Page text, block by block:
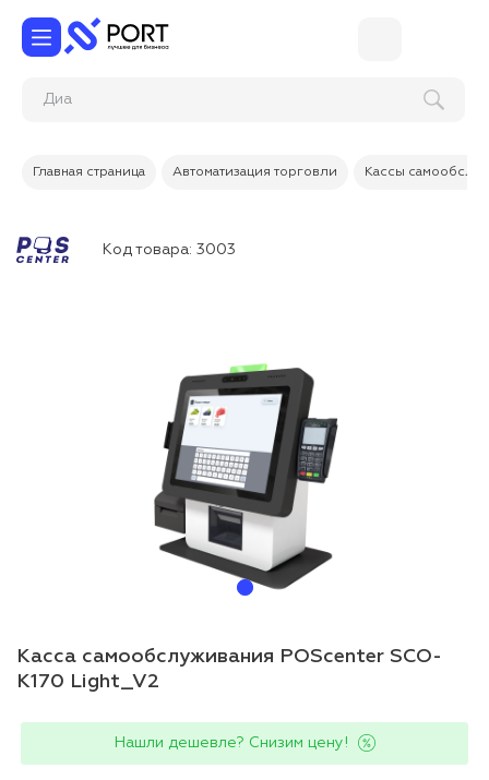
Д
Главная страница Автоматизация торговли Кассы
Код товара: 3003
Касса самообслуживания POScenter SCO-
K170 Light_V2
Нашли дешевле? Снизим цену!